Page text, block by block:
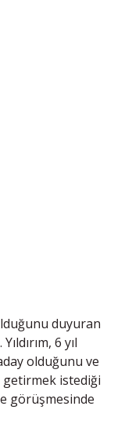
duyuran
6 yıl
olduğunu ve
getirmek istediği
görüşmesinde